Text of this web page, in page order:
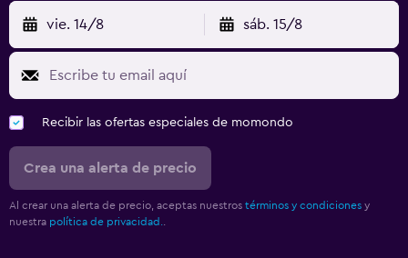
vie. 14/8 sáb. 15/8
Recibir las ofertas especiales de momondo
Crea una alerta de precio
Al crear una alerta de precio, aceptas nuestros términos y condiciones y
nuestra política de privacidad.